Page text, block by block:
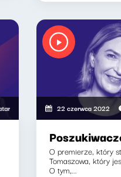
Kasia, Klaudiusz Slezak
22 czerwca 2022
O premierze, który
Tomaszowa, który
O tym,...